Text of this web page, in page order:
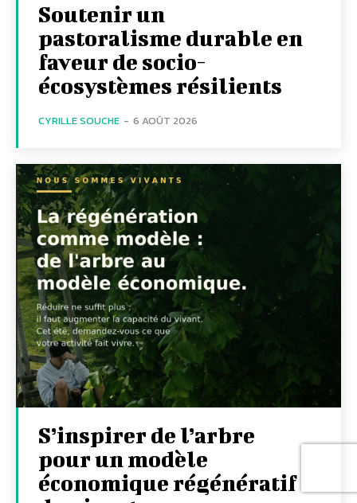
Soutenir un
pastoralisme durable en
faveur de socio-
écosystèmes résilients
CYRILLE SOUCHE - 6 AOÛT 2026
S’inspirer de l’arbre
pour un modèle
économique régénératif